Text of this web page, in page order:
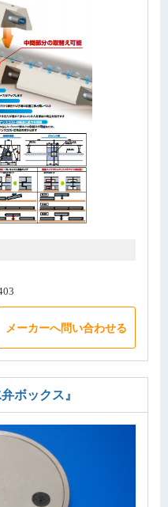
メーカーへ問い合わせる
ボックス』